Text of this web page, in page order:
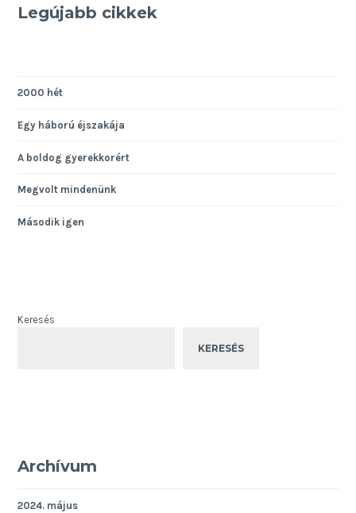
Legújabb cikkek
2000 hét
Egy háború éjszakája
A boldog gyerekkorért
Megvolt mindenünk
Második igen
Keresés
KERESÉS
Archívum
2024. május